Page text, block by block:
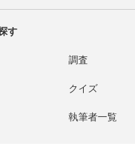
す
調査
クイズ
執筆者一覧